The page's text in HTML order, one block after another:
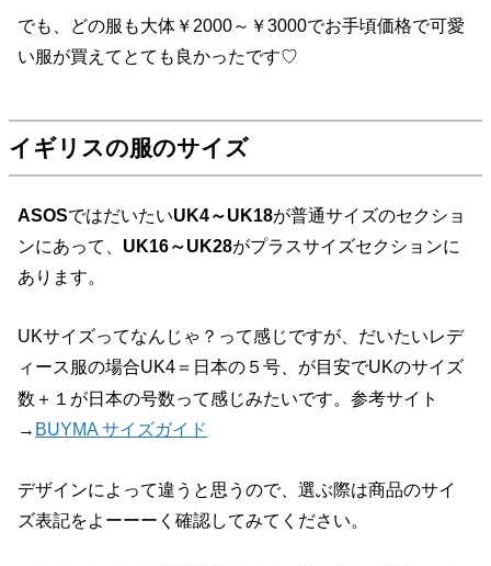
でも、どの服も大体￥2000～￥3000でお手頃価格で可愛
い服が買えてとても良かったです♡
イギリスの服のサイズ
ASOSではだいたいUK4～UK18が普通サイズのセクショ
ンにあって、 UK16～UK28がプラスサイズセクションに
あります。
UKサイズってなんじゃ？って感じですが、だいたいレデ
ィース服の場合UK4＝日本の５号 、が目安でUKのサイズ
数＋１が日本の号数って感じみたいです。参考サイト
→ BUYMA サイズガイド
デザインによって違うと思うので、選ぶ際は商品のサイ
ズ表記をよーーーく確認してみてください。